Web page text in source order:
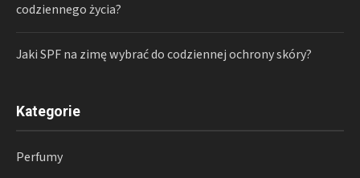
codziennego życia?
Jaki SPF na zimę wybrać do codziennej ochrony skóry?
Kategorie
Perfumy